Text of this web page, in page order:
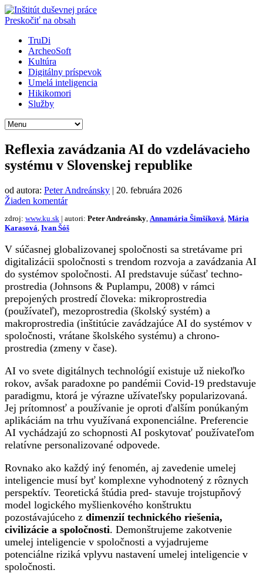
Preskočiť na obsah
TruDi
ArcheoSoft
Kultúra
Digitálny príspevok
Umelá inteligencia
Hikikomori
Služby
Reflexia zavádzania AI do vzdelávacieho
systému v Slovenskej republike
od autora: Peter Andreánsky | 20. februára 2026
Žiaden komentár
zdroj: www.ku.sk | autori: Peter Andreánsky Annamária Šimšíková Mária
Karasová Ivan Šóš
V súčasnej globalizovanej spoločnosti sa stretávame pri
digitalizácii spoločnosti s trendom rozvoja a zavádzania AI
do systémov spoločnosti. AI predstavuje súčasť techno-
prostredia (Johnsons & Puplampu, 2008) v rámci
prepojených prostredí človeka: mikroprostredia
(používateľ), mezoprostredia (školský systém) a
makroprostredia (inštitúcie zavádzajúce AI do systémov v
spoločnosti, vrátane školského systému) a chrono-
prostredia (zmeny v čase).
AI vo svete digitálnych technológií existuje už niekoľko
rokov, avšak paradoxne po pandémii Covid-19 predstavuje
paradigmu, ktorá je výrazne užívateľsky popularizovaná.
Jej prítomnosť a používanie je oproti ďalším ponúkaným
aplikáciám na trhu využívaná exponenciálne. Preferencie
AI vychádzajú zo schopnosti AI poskytovať používateľom
relatívne personalizované odpovede.
Rovnako ako každý iný fenomén, aj zavedenie umelej
inteligencie musí byť komplexne vyhodnotený z rôznych
perspektív. Teoretická štúdia pred- stavuje trojstupňový
model logického myšlienkového konštruktu
pozostávajúceho z dimenzií technického riešenia,
civilizácie a spoločnosti. Demonštrujeme zakotvenie
umelej inteligencie v spoločnosti a vyjadrujeme
potenciálne riziká vplyvu nastavení umelej inteligencie v
spoločnosti.